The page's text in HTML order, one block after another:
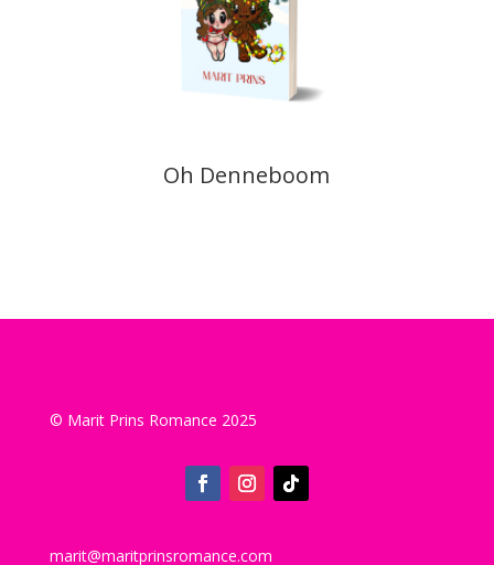
Oh Denneboom
© Marit Prins Romance 2025
marit@maritprinsromance.com